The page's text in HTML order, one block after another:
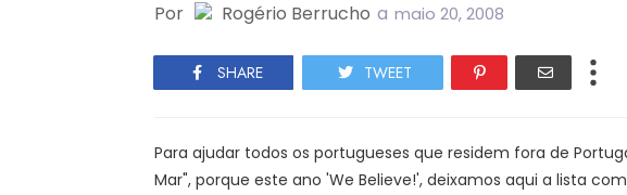
Por Rogério Berrucho a maio 20, 2008
SHARE TWEET
Para ajudar todos os portugueses que residem fora de
Mar", porque este ano 'We Believe!', deixamos aqui a lista